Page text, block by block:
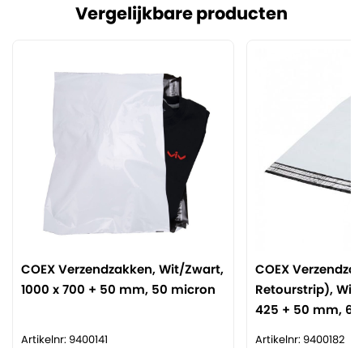
Vergelijkbare producten
COEX Verzendzakken, Wit/Zwart,
1000 x 700 + 50 mm, 50 micron
Artikelnr: 9400141
COEX
Retourstrip),
425 + 50 mm,
Artikelnr: 9400182